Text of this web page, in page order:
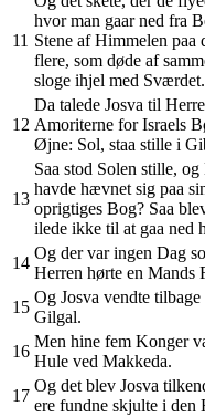
11
hvor man gaar ned fra
Stene af Himmelen paa
flere, som døde af
sloge ihjel med Sværdet.
12
Da talede Josva til
Amoriterne for Israels
Øjne: Sol, staa stille i
13
Saa stod Solen stille,
havde hævnet sig paa
oprigtiges Bog? Saa
ilede ikke til at gaa ned
14
Og der var ingen Dag
Herren hørte en Mands
15
Og Josva vendte
Gilgal.
16
Men hine fem Konger
Hule ved Makkeda.
17
Og det blev Josva
ere fundne skjulte i den